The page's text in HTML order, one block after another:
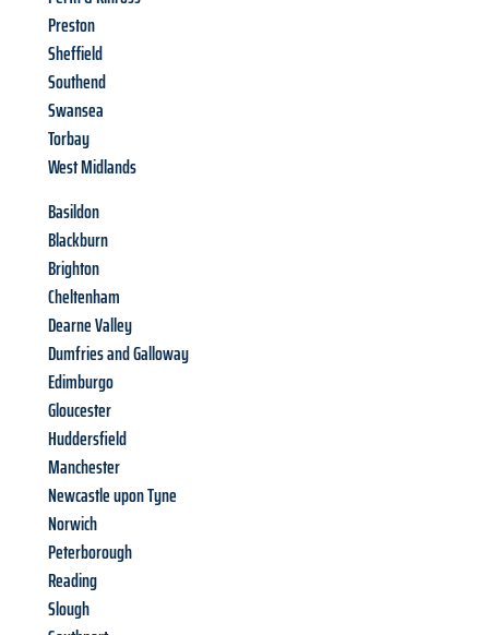
Preston
Sheffield
Southend
Swansea
Torbay
West Midlands
Basildon
Blackburn
Brighton
Cheltenham
Dearne Valley
Dumfries and Galloway
Edimburgo
Gloucester
Huddersfield
Manchester
Newcastle upon Tyne
Norwich
Peterborough
Reading
Slough